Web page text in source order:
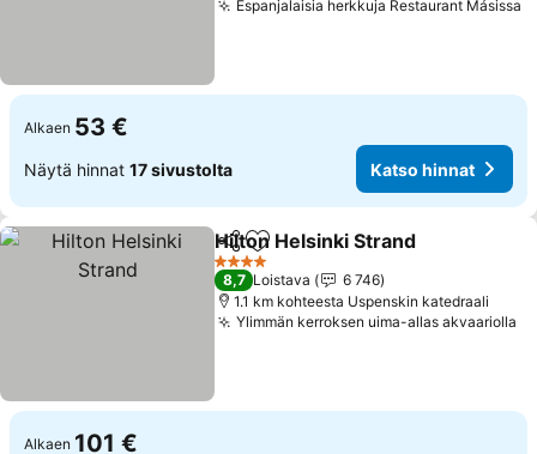
Espanjalaisia herkkuja Restaurant Másissa
Alkaen 53 €
Näytä hinnat 17 sivustolta Katso hinnat
Jaa Lisää suosikkeihin
Hilton Helsinki Strand
4 Tähtiluokitus
8,7 Loistava
6 746
1.1 km kohteesta Uspenskin katedraali
Ylimmän kerroksen uima-allas akvaariolla
Alkaen 101 €